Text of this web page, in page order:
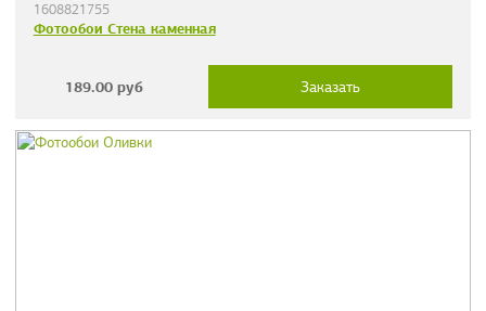
1608821755
Фотообои Стена каменная
189.00 руб Заказать